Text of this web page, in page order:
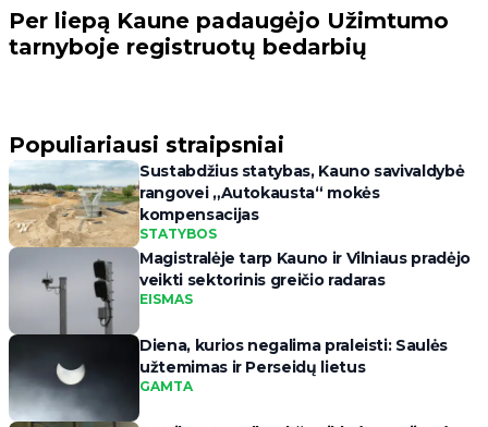
Per liepą Kaune padaugėjo Užimtumo
tarnyboje registruotų bedarbių
Populiariausi straipsniai
Sustabdžius statybas, Kauno savivaldybė
rangovei „Autokausta“ mokės
kompensacijas
STATYBOS
Magistralėje tarp Kauno ir Vilniaus pradėjo
veikti sektorinis greičio radaras
EISMAS
Diena, kurios negalima praleisti: Saulės
užtemimas ir Perseidų lietus
GAMTA